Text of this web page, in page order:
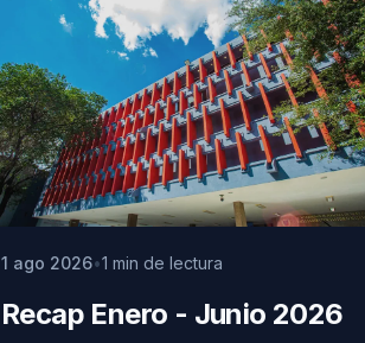
1 ago 2026 1 min de lectura
Recap Enero - Junio 2026